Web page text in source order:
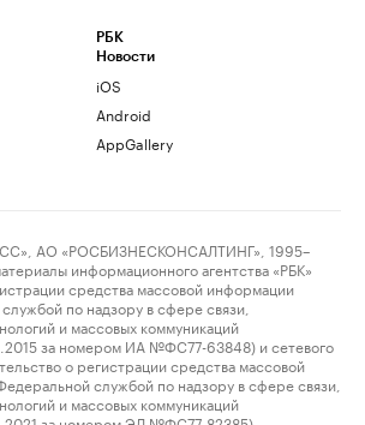
РБК
Новости
iOS
Android
AppGallery
АО «РОСБИЗНЕСКОНСАЛТИНГ», 1995–
информационного агентства «РБК»
средства массовой информации
по надзору в сфере связи,
и массовых коммуникаций
за номером ИА №ФС77-63848) и сетевого
о регистрации средства массовой
службой по надзору в сфере связи,
и массовых коммуникаций